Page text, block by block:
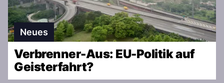
Neues
Verbrenner-Aus: EU-Politik auf
Geisterfahrt?